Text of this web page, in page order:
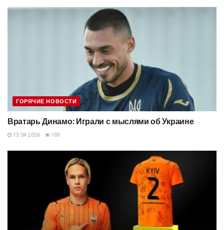
ГОРЯЧИЕ НОВОСТИ
Вратарь Динамо: Играли с мыслями об Украине
13.04.2026 169